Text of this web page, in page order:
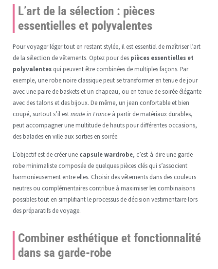
L’art de la sélection : pièces
essentielles et polyvalentes
Pour voyager léger tout en restant stylée, il est essentiel de maîtriser l’art
de la sélection de vêtements. Optez pour des pièces essentielles et
polyvalentesqui peuvent être combinées de multiples façons. Par
exemple, une robe noire classique peut se transformer en tenue de jour
avec une paire de baskets et un chapeau, ou en tenue de soirée élégante
avec des talons et des bijoux. De même, un jean confortable et bien
coupé, surtout s’il estmade in Franceà partir de matériaux durables,
peut accompagner une multitude de hauts pour différentes occasions,
des balades en ville aux sorties en soirée.
L’objectif est de créer une capsule wardrobe, c’est-à-dire une garde-
robe minimaliste composée de quelques pièces clés qui s’associent
harmonieusement entre elles. Choisir des vêtements dans des couleurs
neutres ou complémentaires contribue à maximiser les combinaisons
possibles tout en simplifiant le processus de décision vestimentaire lors
des préparatifs de voyage.
Combiner esthétique et fonctionnalité
dans sa garde-robe